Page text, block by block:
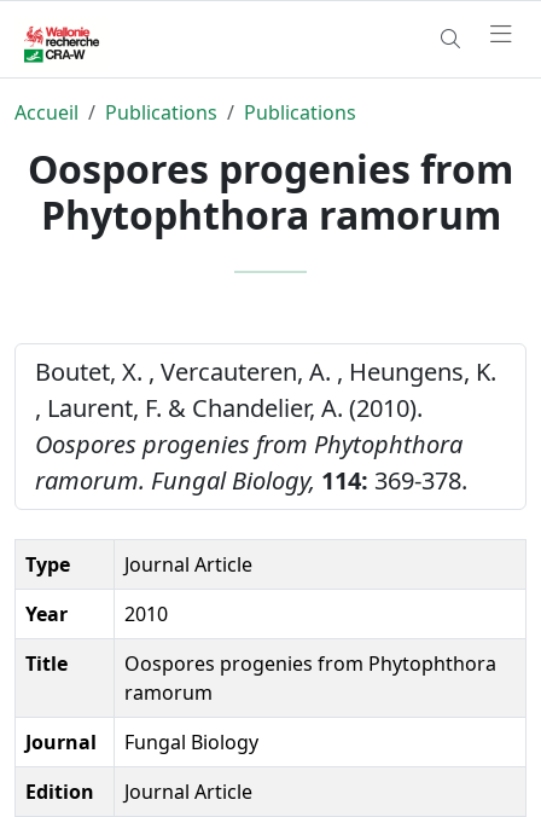
Accueil Publications Publications
Oospores progenies from
Phytophthora ramorum
Boutet, X. , Vercauteren, A. , Heungens, K.
, Laurent, F. & Chandelier, A. (2010).
Oospores progenies from Phytophthora
ramorum. Fungal Biology, 114: 369-378.
Type
Journal Article
Year
2010
Title
Oospores progenies from Phytophthora
ramorum
Journal
Fungal Biology
Edition
Journal Article